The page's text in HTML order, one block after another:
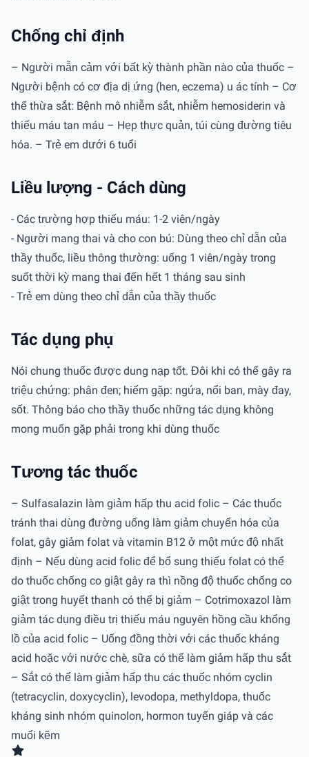
Chống chỉ định
– Người mẫn cảm với bất kỳ thành phần nào của thuốc –
Người bệnh có cơ địa dị ứng (hen, eczema) u ác tính – Cơ
thể thừa sắt: Bệnh mô nhiễm sắt, nhiễm hemosiderin và
thiếu máu tan máu – Hẹp thực quản, túi cùng đường tiêu
hóa. – Trẻ em dưới 6 tuổi
Liều lượng - Cách dùng
- Các trường hợp thiếu máu: 1-2 viên/ngày
- Người mang thai và cho con bú: Dùng theo chỉ dẫn của
thầy thuốc, liều thông thường: uống 1 viên/ngày trong
suốt thời kỳ mang thai đến hết 1 tháng sau sinh
- Trẻ em dùng theo chỉ dẫn của thầy thuốc
Tác dụng phụ
Nói chung thuốc được dung nạp tốt. Đôi khi có thể gây ra
triệu chứng: phân đen; hiếm gặp: ngứa, nổi ban, mày đay,
sốt. Thông báo cho thầy thuốc những tác dụng không
mong muốn gặp phải trong khi dùng thuốc
Tương tác thuốc
– Sulfasalazin làm giảm hấp thu acid folic – Các thuốc
tránh thai dùng đường uống làm giảm chuyển hóa của
folat, gây giảm folat và vitamin B12 ở một mức độ nhất
định – Nếu dùng acid folic để bổ sung thiếu folat có thể
do thuốc chống co giật gây ra thì nồng độ thuốc chống co
giật trong huyết thanh có thể bị giảm – Cotrimoxazol làm
giảm tác dụng điều trị thiếu máu nguyên hồng cầu khổng
lồ của acid folic – Uống đồng thời với các thuốc kháng
acid hoặc với nước chè, sữa có thể làm giảm hấp thu sắt
– Sắt có thể làm giảm hấp thu các thuốc nhóm cyclin
(tetracyclin, doxycyclin), levodopa, methyldopa, thuốc
kháng sinh nhóm quinolon, hormon tuyến giáp và các
muối kẽm